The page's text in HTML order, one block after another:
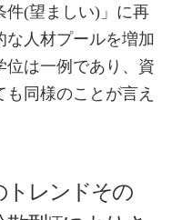
件(望ましい)」に再
人材プールを増加
位は一例であり、資
同様のことが言え
トレンドその